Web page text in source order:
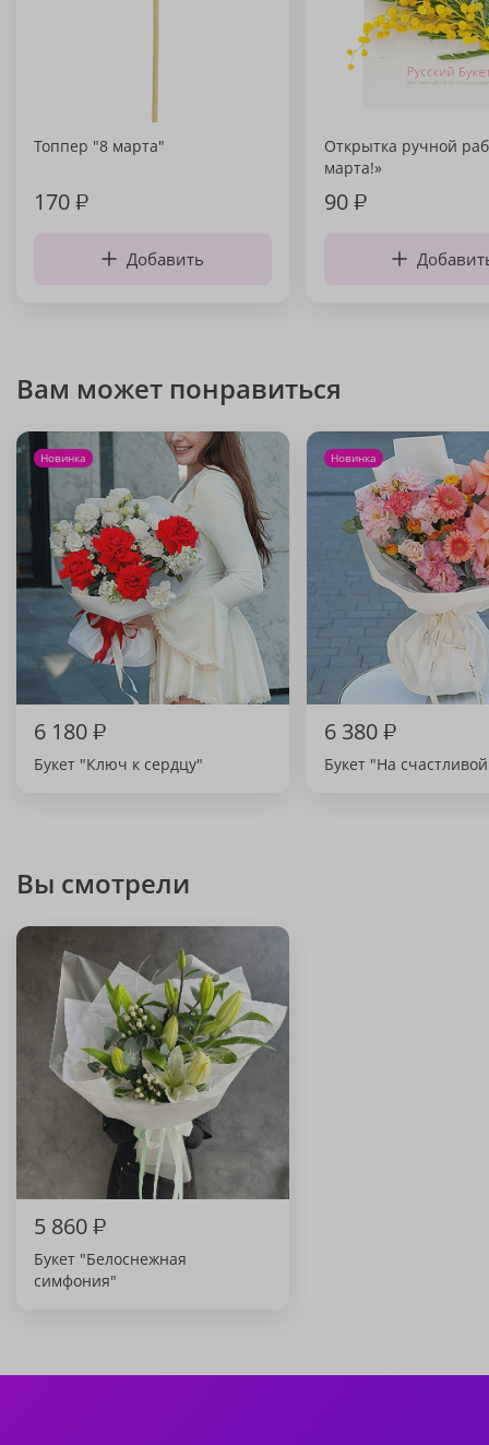
Топпер "8 марта"
170₽
Добавить
Открытка ручной
марта!»
90₽
Вам может понравиться
Новинка
6 180₽
Букет "Ключ к сердцу"
Новинка
6 380₽
Букет "На
Вы смотрели
5 860₽
Букет "Белоснежная
симфония"